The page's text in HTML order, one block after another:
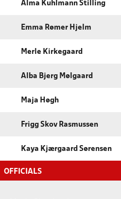
Alma Kuhlmann Stilling
Emma Rømer Hjelm
Merle Kirkegaard
Alba Bjerg Mølgaard
Maja Høgh
Frigg Skov Rasmussen
Kaya Kjærgaard Sørensen
OFFICIALS